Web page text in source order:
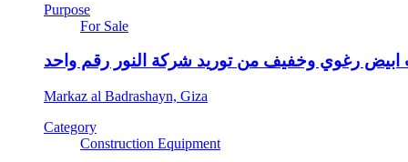
Purpose
For Sale
رغوي وخفيف من توريد شركة النور رقم واحد
Markaz al Badrashayn, Giza
Category
Construction Equipment